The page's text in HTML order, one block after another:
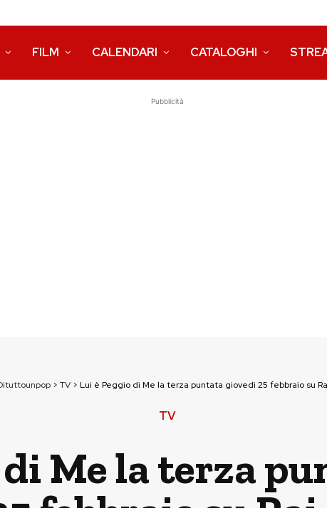
FILM CALENDARI CATALOGHI
Pubblicità
> TV > Lui è Peggio di Me la terza puntata giovedì 25 febbraio su
TV
di Me la terza